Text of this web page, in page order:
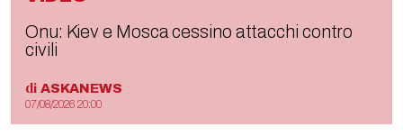
Onu: Kiev e Mosca cessino attacchi contro
civili
di ASKANEWS
07/08/2026 20:00